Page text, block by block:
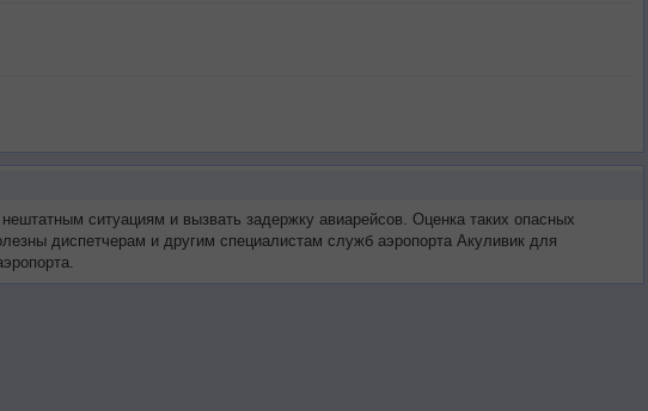
ситуациям и вызвать задержку авиарейсов. Оценка таких опасных
диспетчерам и другим специалистам служб аэропорта Акуливик для